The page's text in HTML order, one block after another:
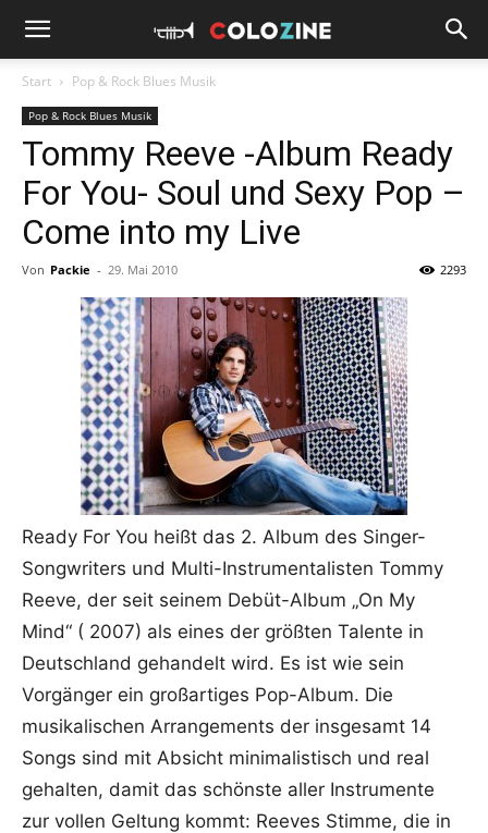
Start Pop & Rock Blues Musik
Pop & Rock Blues Musik
Tommy Reeve -Album Ready
For You- Soul und Sexy Pop –
Come into my Live
Von Packie - 29. Mai 2010 2293
Ready For You heißt das 2. Album des Singer-
Songwriters und Multi-Instrumentalisten Tommy
Reeve, der seit seinem Debüt-Album „On My
Mind“ ( 2007) als eines der größten Talente in
Deutschland gehandelt wird. Es ist wie sein
Vorgänger ein großartiges Pop-Album. Die
musikalischen Arrangements der insgesamt 14
Songs sind mit Absicht minimalistisch und real
gehalten, damit das schönste aller Instrumente
zur vollen Geltung kommt: Reeves Stimme, die in